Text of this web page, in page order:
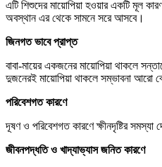
এটি শিশুদের মায়োপিয়া হওয়ার একটি মূল
অবস্থান এর থেকে সামনে সরে আসবে।
জিনগত ভাবে প্রাপ্ত
বাবা-মায়ের একজনের মায়োপিয়া থাকলে
দুজনেরই মায়োপিয়া থাকলে সম্ভাবনা আরো
পরিবেশগত কারণে
দূষণ ও পরিবেশগত কারণে ক্ষীনদৃষ্টির সমস্যা
জীবনপদ্ধতি ও খাদ্যাভ্যাস জনিত কারণে